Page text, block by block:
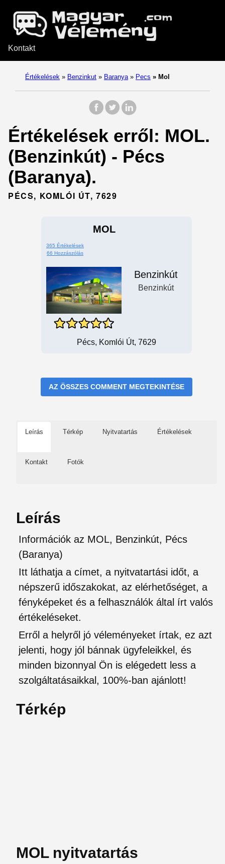
Kontakt
Értékelések » Benzinkut » Baranya » Pecs » Mol
Értékelések erről: MOL.
(Benzinkút) - Pécs
(Baranya).
PÉCS, KOMLÓI ÚT, 7629
MOL
365 Értékelések
66 Hozzászólás
Benzinkút
Benzinkút
Pécs, Komlói Út, 7629
AZ ÖSSZES COMMENT MEGTEKINTÉSE
Leírás Térkép Nyitvatartás Értékelések
Kontakt Fotók
Leírás
Információk az MOL, Benzinkút, Pécs
(Baranya)
Itt láthatja a címet, a nyitvatartási időt, a
népszerű időszakokat, az elérhetőséget, a
fényképeket és a felhasználók által írt valós
értékeléseket.
Erről a helyről jó véleményeket írtak, ez azt
jelenti, hogy jól bánnak ügyfeleikkel, és
minden bizonnyal Ön is elégedett less a
szolgáltatásaikkal, 100%-ban ajánlott!
Térkép
MOL nyitvatartás